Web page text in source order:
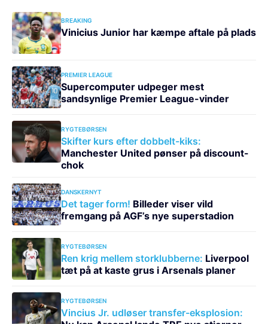
BREAKING
Vinicius Junior har kæmpe aftale på plads
PREMIER LEAGUE
Supercomputer udpeger mest
sandsynlige Premier League-vinder
RYGTEBØRSEN
Skifter kurs efter dobbelt-kiks:
Manchester United pønser på discount-
chok
DANSKERNYT
Det tager form! Billeder viser vild
fremgang på AGF’s nye superstadion
RYGTEBØRSEN
Ren krig mellem storklubberne: Liverpool
tæt på at kaste grus i Arsenals planer
RYGTEBØRSEN
Vincius Jr. udløser transfer-eksplosion: